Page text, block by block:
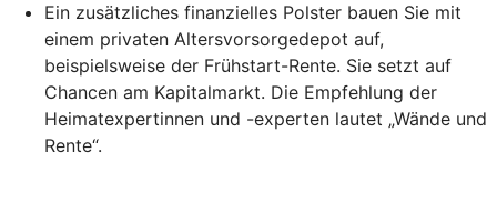
Ein zusätzliches finanzielles Polster bauen Sie mit
einem privaten Altersvorsorgedepot auf,
beispielsweise der Frühstart-Rente. Sie setzt auf
Chancen am Kapitalmarkt. Die Empfehlung der
Heimatexpertinnen und -experten lautet „Wände und
Rente“.